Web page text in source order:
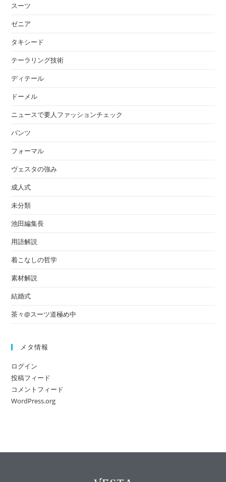
スーツ
ゼニア
タキシード
テーラリング技術
ディテール
ドーメル
ニュースで要人ファッションチェック
パンツ
フォーマル
ヴェスタの強み
成人式
未分類
池田編集長
用語解説
着こなしの哲学
素材解説
結婚式
茶々@スーツ道極め中
メタ情報
ログイン
投稿フィード
コメントフィード
WordPress.org